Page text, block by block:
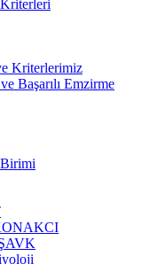
Kriterlerimiz
Başarılı Emzirme